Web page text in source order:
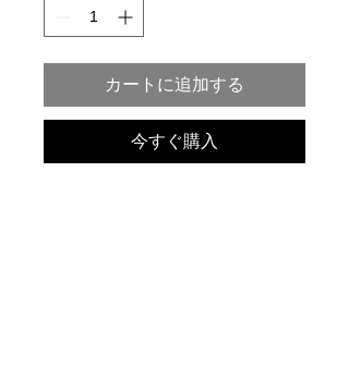
カートに追加する
今すぐ購入